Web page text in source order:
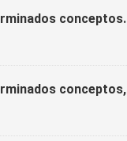
conceptos.